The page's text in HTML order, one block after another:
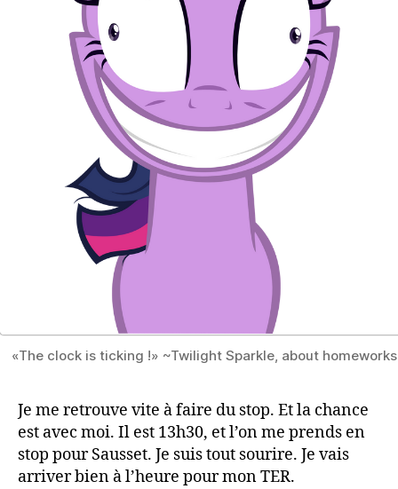
«The clock is ticking !» ~Twilight Sparkle, about
Je me retrouve vite à faire du stop. Et la chance
est avec moi. Il est 13h30, et l’on me prends en
stop pour Sausset. Je suis tout sourire. Je vais
arriver bien à l’heure pour mon TER.